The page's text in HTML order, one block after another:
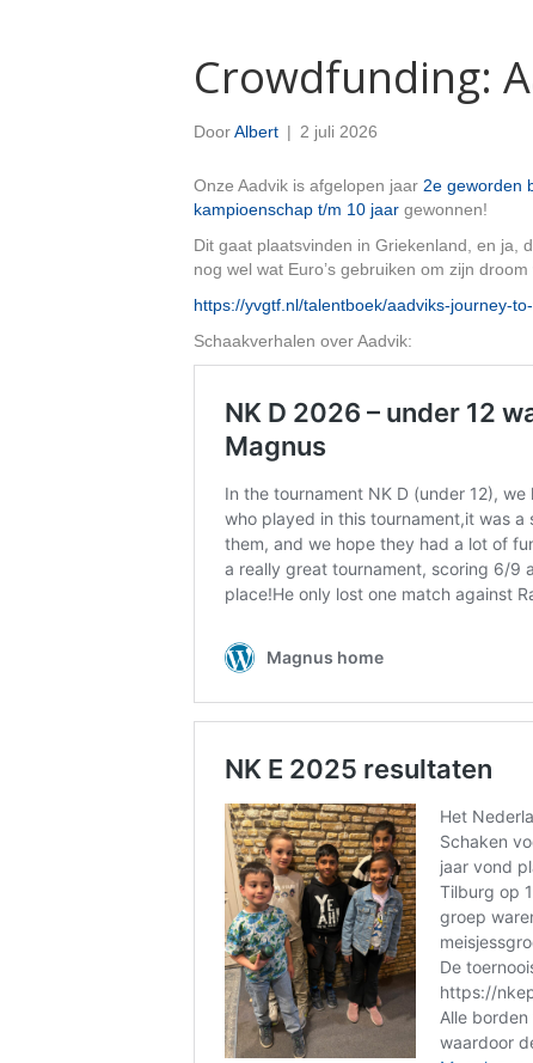
Crowdfunding:
DoorAlbert | 2 juli 2026
Onze Aadvik is afgelopen jaar 2e geworden
kampioenschap t/m 10 jaar gewonnen!
Dit gaat plaatsvinden in Griekenland, en ja,
nog wel wat Euro’s gebruiken om zijn
https://yvgtf.nl/talentboek/aadviks-journey-
Schaakverhalen over Aadvik: